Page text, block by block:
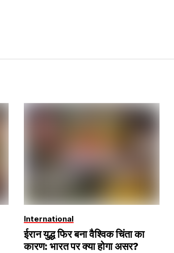
International
ईरान युद्ध फिर बना वैश्विक चिंता का
कारण: भारत पर क्या होगा असर?